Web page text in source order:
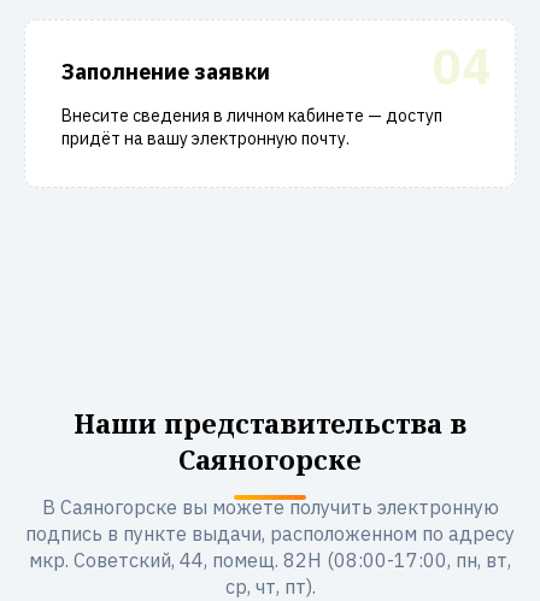
04
Заполнение заявки
Внесите сведения в личном кабинете — доступ
придёт на вашу электронную почту.
Наши представительства в
Саяногорске
В Саяногорске вы можете получить электронную
подпись в пункте выдачи, расположенном по адресу
мкр. Советский, 44, помещ. 82Н (08:00-17:00, пн, вт,
ср, чт, пт).